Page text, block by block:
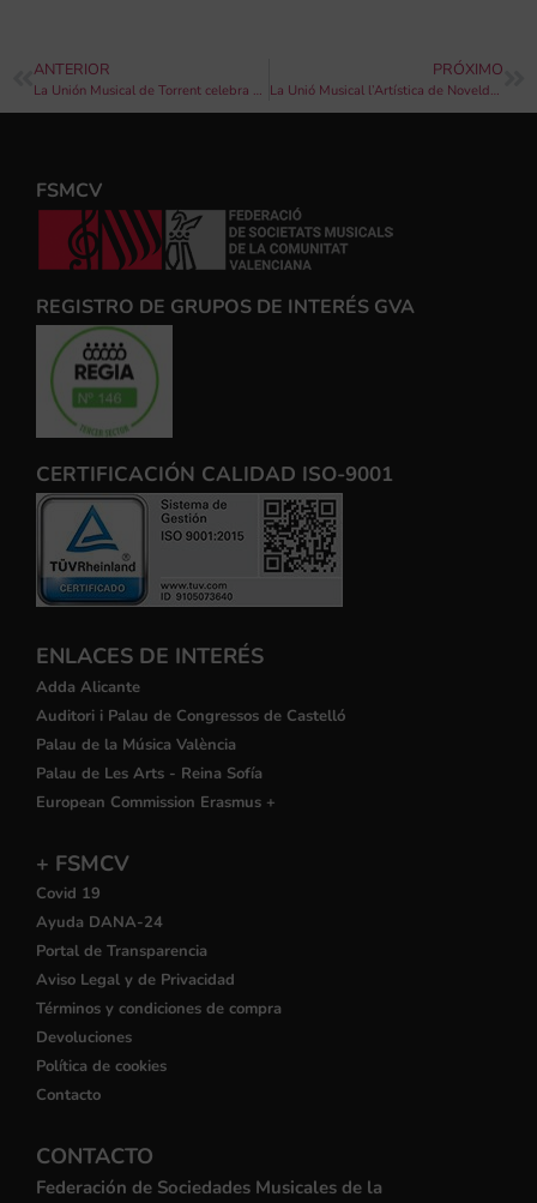
ANTERIOR
La Unión Musical de Torrent celebra su 40ª semana musical en honor a Santa Cecilia
PRÓXIMO
La Unió Musical l’Artística de Novelda celebra su concierto por Santa Cecilia el próximo sábado
FSMCV
REGISTRO DE GRUPOS DE INTERÉS GVA
CERTIFICACIÓN CALIDAD ISO-9001
ENLACES DE INTERÉS
Adda Alicante
Auditori i Palau de Congressos de Castelló
Palau de la Música València
Palau de Les Arts - Reina Sofía
European Commission Erasmus +
+ FSMCV
Covid 19
Ayuda DANA-24
Portal de Transparencia
Aviso Legal y de Privacidad
Términos y condiciones de compra
Devoluciones
Política de cookies
Contacto
CONTACTO
Federación de Sociedades Musicales de la